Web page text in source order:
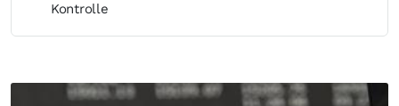
Kontrolle